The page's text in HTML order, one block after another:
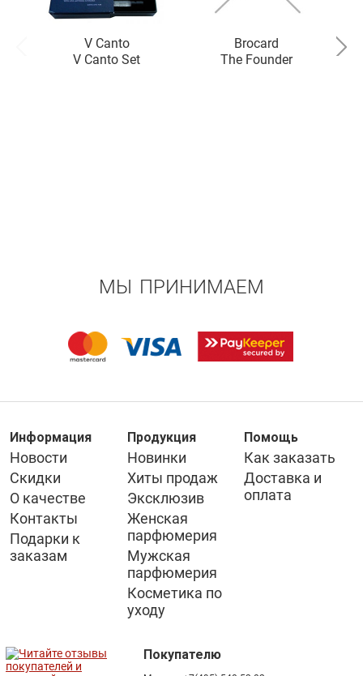
V Canto
V Canto Set
Brocard
The Founder
МЫ ПРИНИМАЕМ
Информация
Новости
Скидки
О качестве
Контакты
Подарки к
заказам
Продукция
Новинки
Хиты продаж
Эксклюзив
Женская
парфюмерия
Мужская
парфюмерия
Косметика по
уходу
Помощь
Как заказать
Доставка и
оплата
Покупателю